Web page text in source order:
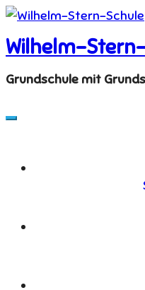
Skip
to
content
Wilhelm-
Grundschule mit